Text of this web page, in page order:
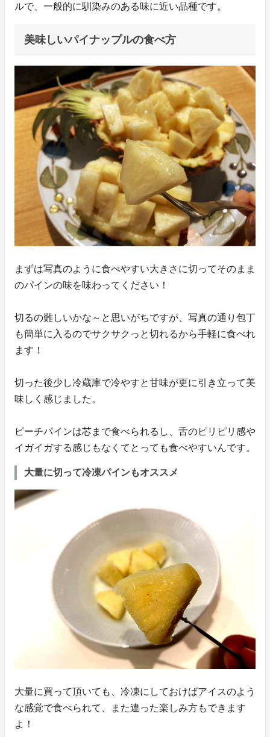
ルで、一般的に馴染みのある味に近い品種です。
美味しいパイナップルの食べ方
まずは写真のように食べやすい大きさに切ってそのまま
のパインの味を味わってください！
切るの難しいかな～と思いがちですが、写真の通り包丁
も簡単に入るのでサクサクっと切れるから手軽に食べれ
ます！
切った後少し冷蔵庫で冷やすと甘味が更に引き立って美
味しく感じました。
ピーチパインは芯まで食べられるし、舌のピリピリ感や
イガイガする感じもなくてとっても食べやすいんです。
大量に切って冷凍パインもオススメ
大量に買って頂いても、冷凍にしておけばアイスのよう
な感覚で食べられて、また違った楽しみ方もできます
よ！